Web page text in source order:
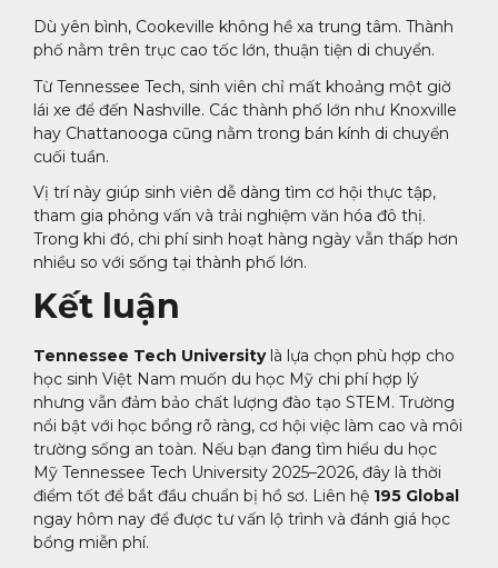
Dù yên bình, Cookeville không hề xa trung tâm. Thành
phố nằm trên trục cao tốc lớn, thuận tiện di chuyển.
Từ Tennessee Tech, sinh viên chỉ mất khoảng một giờ
lái xe để đến Nashville. Các thành phố lớn như Knoxville
hay Chattanooga cũng nằm trong bán kính di chuyển
cuối tuần.
Vị trí này giúp sinh viên dễ dàng tìm cơ hội thực tập,
tham gia phỏng vấn và trải nghiệm văn hóa đô thị.
Trong khi đó, chi phí sinh hoạt hàng ngày vẫn thấp hơn
nhiều so với sống tại thành phố lớn.
Kết luận
Tennessee Tech University là lựa chọn phù hợp cho
học sinh Việt Nam muốn du học Mỹ chi phí hợp lý
nhưng vẫn đảm bảo chất lượng đào tạo STEM. Trường
nổi bật với học bổng rõ ràng, cơ hội việc làm cao và môi
trường sống an toàn. Nếu bạn đang tìm hiểu du học
Mỹ Tennessee Tech University 2025–2026, đây là thời
điểm tốt để bắt đầu chuẩn bị hồ sơ. Liên hệ 195 Global
ngay hôm nay để được tư vấn lộ trình và đánh giá học
bổng miễn phí.